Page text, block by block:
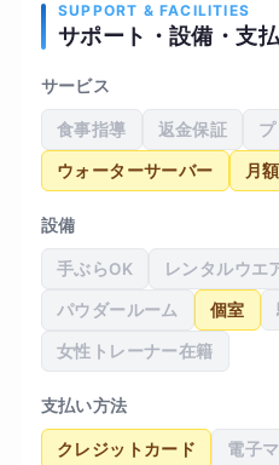
SUPPORT & FACILITIES
サポート・設備・支
サービス
食事指導 返金保証
ウォーターサーバー 月
設備
手ぶらOK レンタルウエ
パウダールーム 個室
女性トレーナー在籍
支払い方法
クレジットカード 電子